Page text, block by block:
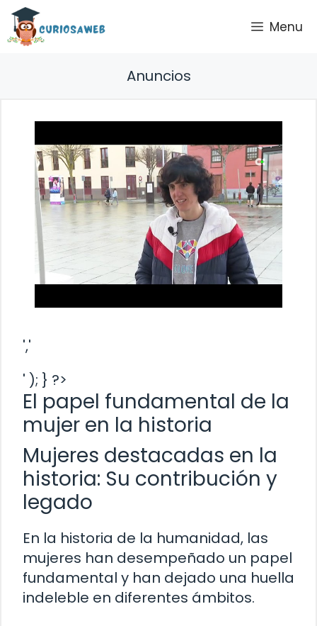
Saltar
contenido
Menu
Anuncios
','
' ); } ?>
El papel fundamental de la
mujer en la historia
Mujeres destacadas en la
historia: Su contribución y
legado
En la historia de la humanidad, las
mujeres han desempeñado un papel
fundamental y han dejado una huella
indeleble en diferentes ámbitos.